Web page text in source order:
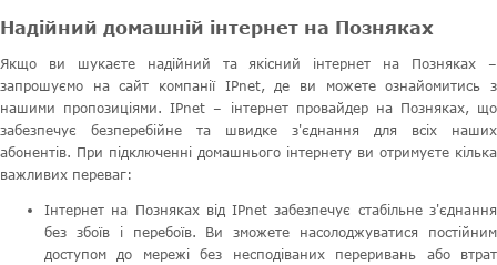
Надійний домашній інтернет на Позняках
Якщо ви шукаєте надійний та якісний інтернет на Позняках –
запрошуємо на сайт компанії IPnet, де ви можете ознайомитись з
нашими пропозиціями. IPnet – інтернет провайдер на Позняках, що
забезпечує безперебійне та швидке з'єднання для всіх наших
абонентів. При підключенні домашнього інтернету ви отримуєте кілька
важливих переваг:
Інтернет на Позняках від IPnet забезпечує стабільне з'єднання
без збоїв і перебоїв. Ви зможете насолоджуватися постійним
доступом до мережі без несподіваних переривань або втрат